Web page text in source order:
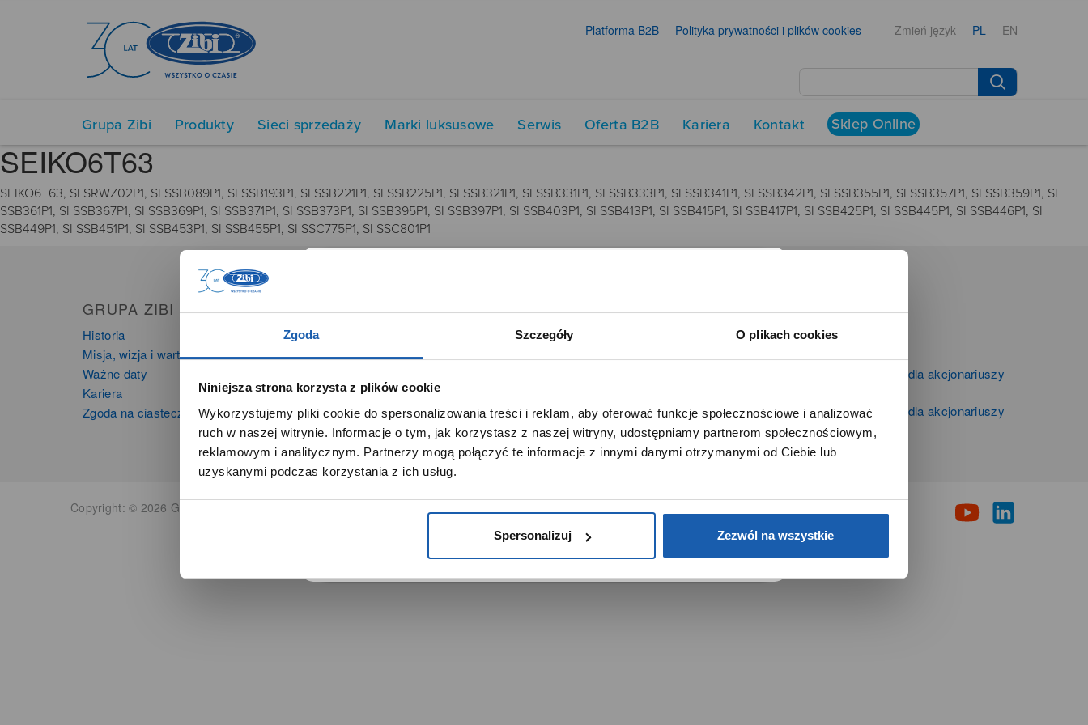
Zgoda Szczegóły O plikach cookies
Niniejsza strona korzysta z plików cookie
Wykorzystujemy pliki cookie do spersonalizowania treści i reklam, aby oferować funkcje społecznościowe i analizować
ruch w naszej witrynie. Informacje o tym, jak korzystasz z naszej witryny, udostępniamy partnerom społecznościowym,
reklamowym i analitycznym. Partnerzy mogą połączyć te informacje z innymi danymi otrzymanymi od Ciebie lub
uzyskanymi podczas korzystania z ich usług.
Spersonalizuj Zezwól na wszystkie
Platforma B2B Polityka prywatności i plików cookies Zmień język PL EN
Grupa Zibi Produkty Sieci sprzedaży Marki luksusowe Serwis Oferta B2B Kariera Kontakt Sklep Online
SEIKO6T63
SEIKO6T63, SI SRWZ02P1, SI SSB089P1, SI SSB193P1, SI SSB221P1, SI SSB225P1, SI SSB321P1, SI SSB331P1, SI SSB333P1, SI SSB341P1, SI SSB342P1, SI SSB355P1, SI SSB357P1, SI SSB359P1, SI
SSB361P1, SI SSB367P1, SI SSB369P1, SI SSB371P1, SI SSB373P1, SI SSB395P1, SI SSB397P1, SI SSB403P1, SI SSB413P1, SI SSB415P1, SI SSB417P1, SI SSB425P1, SI SSB445P1, SI SSB446P1, SI
SSB449P1, SI SSB451P1, SI SSB453P1, SI SSB455P1, SI SSC775P1, SI SSC801P1
GRUPA ZIBI
Historia
Misja, wizja i wartości Grupy Zibi
Ważne daty
Kariera
Zgoda na ciasteczka
PRODUKTY
Zegarki
Instrumenty muzyczne
SIECI SPRZEDAŻY
Oferta dla firm
NEWSROOM
Aktualności
Informacje firmowe i dla akcjonariuszy
Informacje firmowe i dla akcjonariuszy
Grupy Zibi S.A.
Copyright: © 2026 Grupa Zibi S.A. Wszelkie prawa zastrzeżone.
SZANOWNA UŻYTKOWNICZKO
Używamy plików cookie w celach analitycznych, statystycznych i
marketingowych, w tym aby analizować ruch w tej witrynie,
optymalizować jej działanie oraz zapamiętywać Twoje preferencje.
DOWIEDZ SIĘ WIĘCEJ PRZEJDŹ DO SERWISU